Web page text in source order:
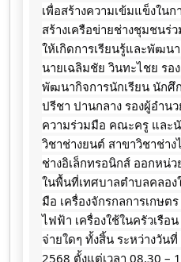
เพื่อสร้างความเข้มแข็งใน
สร้างเครือข่ายช่างชุมชนร่
ให้เกิดการเรียนรู้และพัฒน
นายเฉลิม​ชัย​ วิน​ทะ​ไชย​ รอ
พัฒนา​กิจการ​นักเรียน​ นักศึ
ปรีชา​ ปานกลาง​ รอง​ผู้​อำน
ความ​ร่วมมือ​ คณะครู และ
วิชาช่างยนต์ สาขาวิชาช่า
ช่างอิเล็กทรอนิกส์ ออกหน่
ในพื้นที่​เทศบาล​ตำบล​คลอง​
มือ เครื่องจักรกลการเกษต
ไฟฟ้า เครื่องใช้ในครัวเรือ
จ่ายใดๆ ทั้งสิ้น ระหว่างวัน
2568 ตั้งแต่เวลา 08.30 –